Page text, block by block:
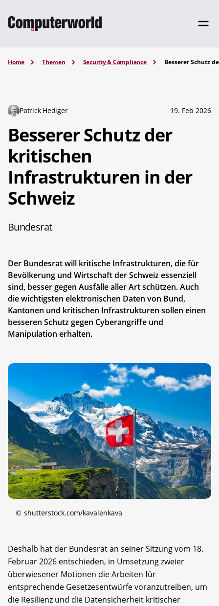
Home Themen Security & Compliance Besserer Schutz
Patrick Hediger 19. Feb 2026
Besserer Schutz der
kritischen
Infrastrukturen in der
Schweiz
Bundesrat
Der Bundesrat will kritische Infrastrukturen, die für
Bevölkerung und Wirtschaft der Schweiz essenziell
sind, besser gegen Ausfälle aller Art schützen. Auch
die wichtigsten elektronischen Daten von Bund,
Kantonen und kritischen Infrastrukturen sollen einen
besseren Schutz gegen Cyberangriffe und
Manipulation erhalten.
© shutterstock.com/kavalenkava
Deshalb hat der Bundesrat an seiner Sitzung vom 18.
Februar 2026 entschieden, in Umsetzung zweier
überwiesener Motionen die Arbeiten für
entsprechende Gesetzesentwürfe voranzutreiben, um
die Resilienz und die Datensicherheit kritischer